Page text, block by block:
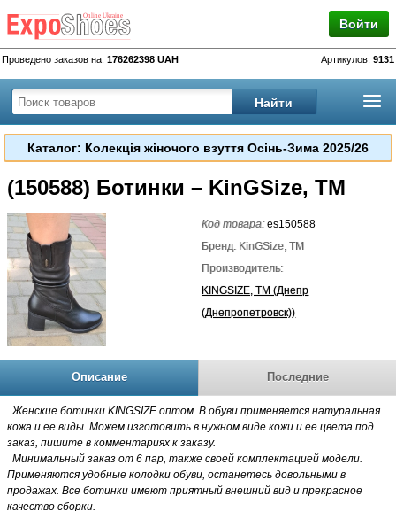
Войти
Проведено заказов на: 176262398 UAH Артикулов: 9131
Каталог: Колекція жіночого взуття Осінь-Зима 2025/26
(150588) Ботинки – KinGSize, TM
Код товара:es150588
Бренд: KinGSize, TM
Производитель:
KINGSIZE, TM (Днепр
(Днепропетровск))
Описание Последние
Женские ботинки KINGSIZE оптом. В обуви применяется натуральная
кожа и ее виды. Можем изготовить в нужном виде кожи и ее цвета под
заказ, пишите в комментариях к заказу.
Минимальный заказ от 6 пар, также своей комплектацией модели.
Применяются удобные колодки обуви, останетесь довольными в
продажах. Все ботинки имеют приятный внешний вид и прекрасное
качество сборки.